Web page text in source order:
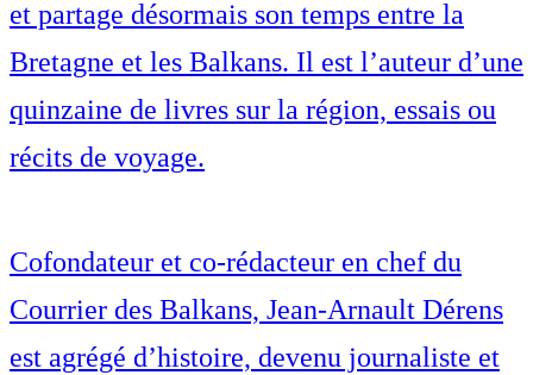
et partage désormais son temps entre la
Bretagne et les Balkans. Il est l’auteur d’une
quinzaine de livres sur la région, essais ou
récits de voyage.
Cofondateur et co-rédacteur en chef du
Courrier des Balkans, Jean-Arnault Dérens
est agrégé d’histoire, devenu journaliste et